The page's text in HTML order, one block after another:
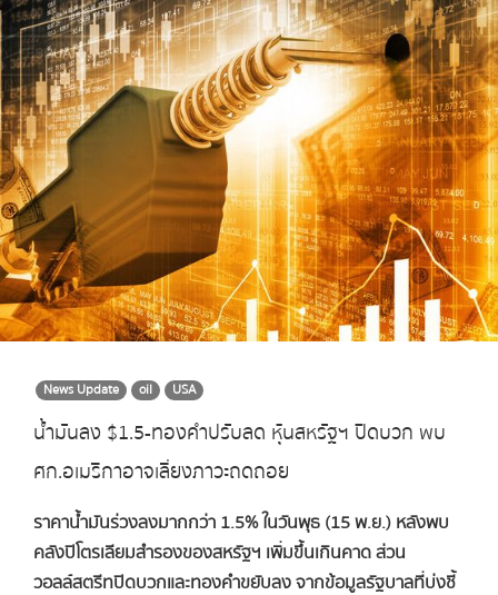
News Update oil USA
น้ำมันลง $1.5-ทองคำปรับลด หุ้นสหรัฐฯ ปิดบวก พบ
ศก.อเมริกาอาจเลี่ยงภาวะถดถอย
ราคาน้ำมันร่วงลงมากกว่า 1.5% ในวันพุธ (15 พ.ย.) หลังพบ
คลังปิโตรเลียมสำรองของสหรัฐฯ เพิ่มขึ้นเกินคาด ส่วน
วอลล์สตรีทปิดบวกและทองคำขยับลง จากข้อมูลรัฐบาลที่บ่งชี้